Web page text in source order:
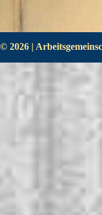
© 2026 |
Zurück zum Seiteninhalt